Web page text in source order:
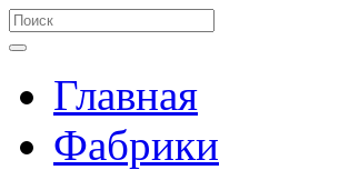
Главная
Фабрики